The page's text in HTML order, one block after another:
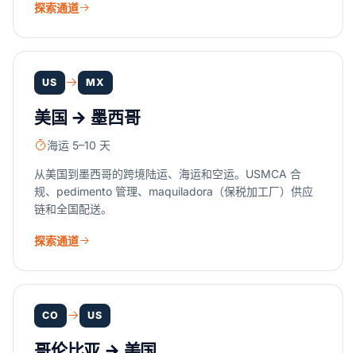
探索通道
US MX
美国 → 墨西哥
海运 5–10 天
从美国到墨西哥的跨境陆运、海运和空运。USMCA 合
规、pedimento 管理、maquiladora（保税加工厂）供应
链和全国配送。
探索通道
CO US